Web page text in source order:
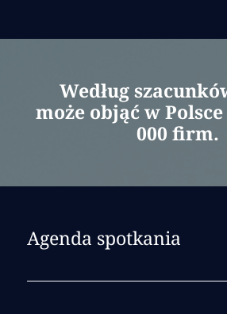
Według
może objąć w
000 firm.
Agenda spotkania